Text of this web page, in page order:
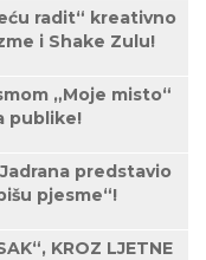
radit“ kreativno
i Shake Zulu!
„Moje misto“
publike!
predstavio
pjesme“!
KROZ LJETNE